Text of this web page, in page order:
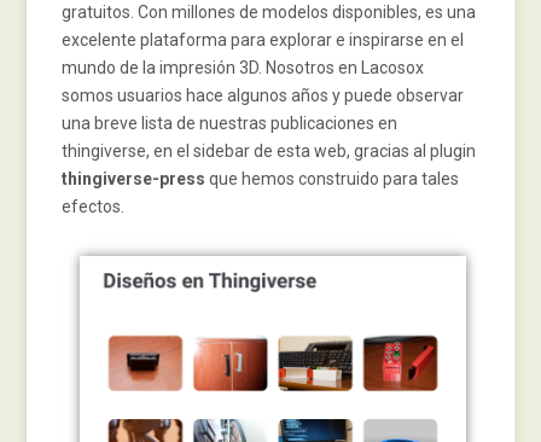
gratuitos. Con millones de modelos disponibles, es una
excelente plataforma para explorar e inspirarse en el
mundo de la impresión 3D. Nosotros en Lacosox
somos usuarios hace algunos años y puede observar
una breve lista de nuestras publicaciones en
thingiverse, en el sidebar de esta web, gracias al plugin
thingiverse-press que hemos construido para tales
efectos.